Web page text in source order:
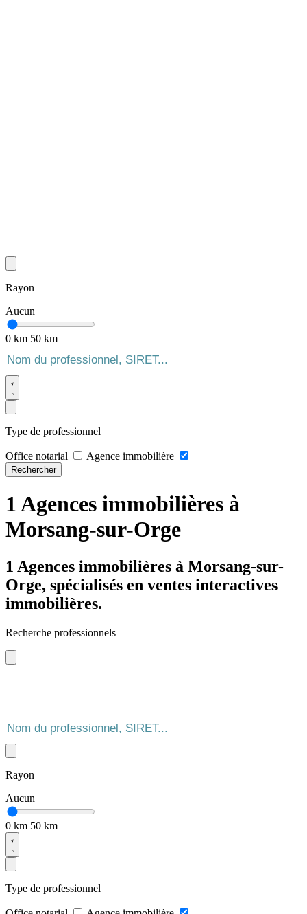
Rayon
Aucun
0 km 50 km
Type de professionnel
Office notarial Agence immobilière
Rechercher
1 Agences immobilières à
Morsang-sur-Orge
1 Agences immobilières à Morsang-sur-
Orge, spécialisés en ventes interactives
immobilières.
Recherche professionnels
Rayon
Aucun
0 km 50 km
Type de professionnel